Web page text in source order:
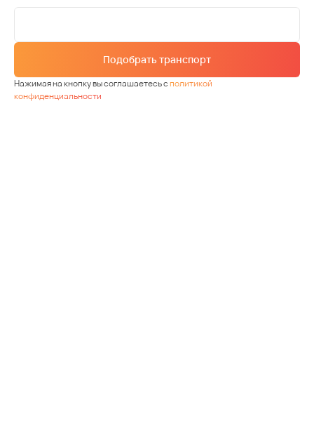
Подобрать транспорт
Нажимая на кнопку вы соглашаетесь сполитикой
конфиденциальности